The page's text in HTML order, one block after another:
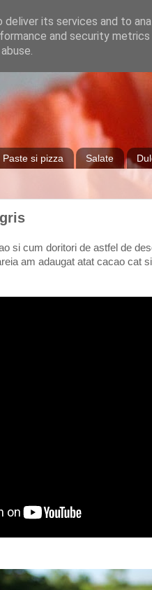
Paste si pizza Salate
si cum doritori de astfel de
am adaugat atat cacao cat
its services and to
and security